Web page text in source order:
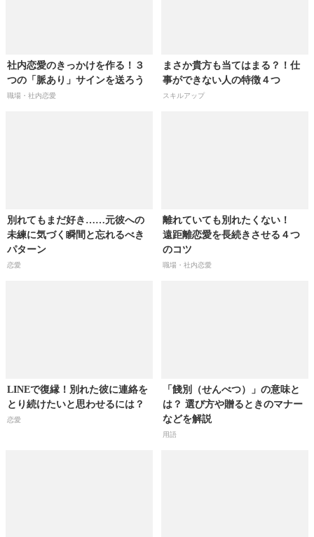
社内恋愛のきっかけを作る！３
つの「脈あり」サインを送ろう
職場・社内恋愛
まさか貴方も当てはまる？！仕
事ができない人の特徴４つ
スキルアップ
別れてもまだ好き……元彼への
未練に気づく瞬間と忘れるべき
パターン
恋愛
離れていても別れたくない！
遠距離恋愛を長続きさせる４つ
のコツ
職場・社内恋愛
LINEで復縁！別れた彼に連絡を
とり続けたいと思わせるには？
恋愛
「餞別（せんべつ）」の意味と
は？ 選び方や贈るときのマナー
などを解説
用語